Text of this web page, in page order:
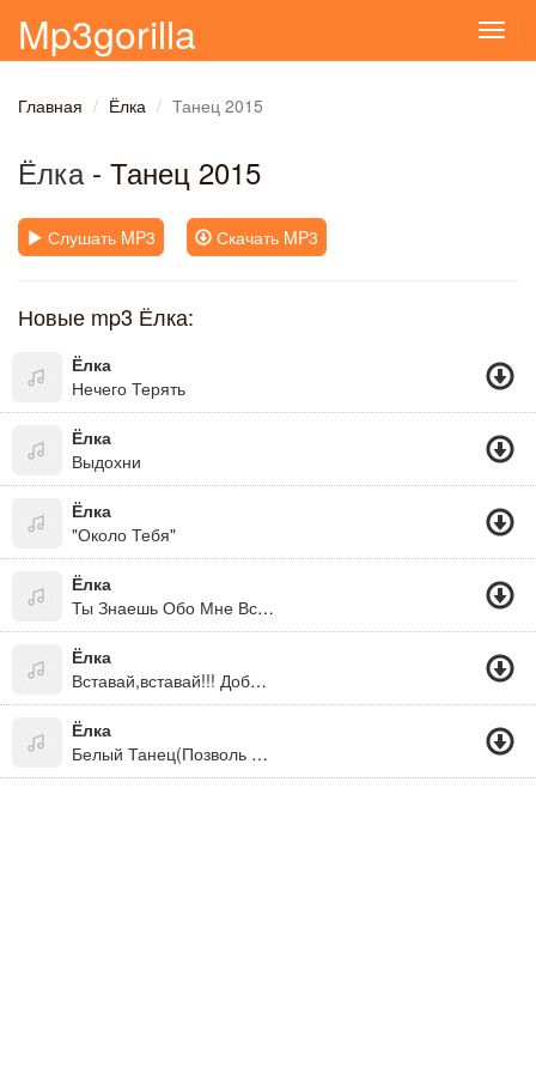
Mp3gorilla
Главная Ёлка Танец 2015
Ёлка- Танец 2015
Слушать MP3 Скачать MP3
Новые mp3 Ёлка:
Ёлка
Нечего Терять
Ёлка
Выдохни
Ёлка
"Около Тебя"
Ёлка
Ты Знаешь Обо Мне Все Что Нужно Знать...
Ёлка
Вставай,вставай!!! Доброе Утро!!! * Утро???!!!??? Да Ладно!!!!! * Привет=) Как Дела? ;)
Ёлка
Белый Танец(Позволь Мне Приглосить Тебя На Этот Танец)